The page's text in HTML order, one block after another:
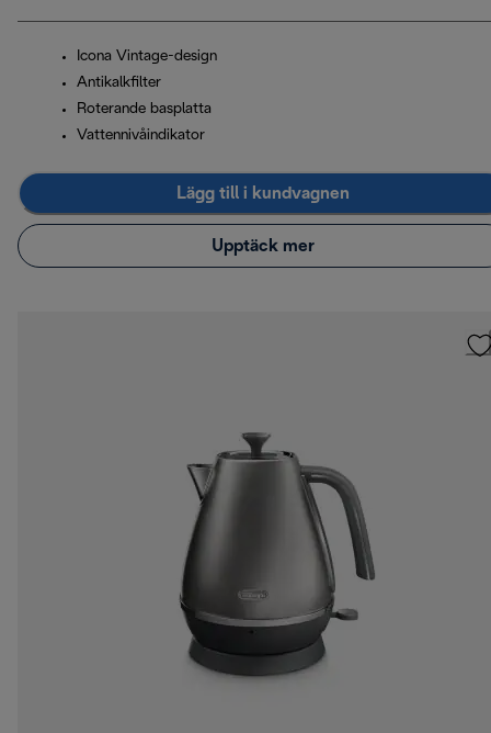
Icona Vintage-design
Antikalkfilter
Roterande basplatta
Vattennivåindikator
Lägg till i kundvagnen
Upptäck mer